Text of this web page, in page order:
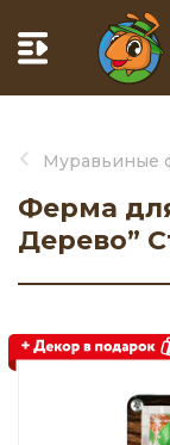
Муравьиные
Ферма
Дерево”